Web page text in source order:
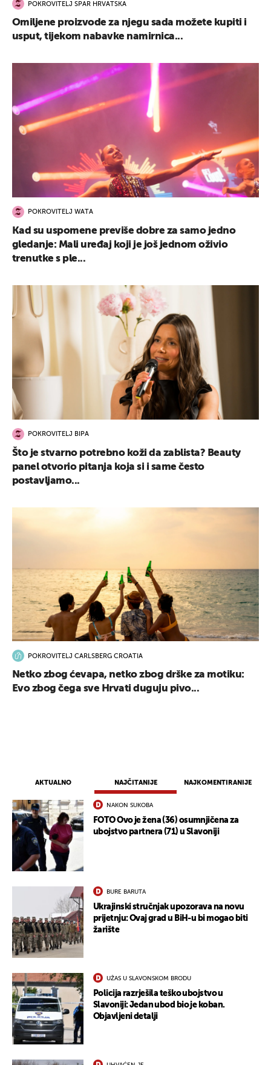
AKTUALNO NAJČITANIJE NAJKOMENTIRANIJE
NAKON SUKOBA
FOTO Ovo je žena (36) osumnjičena za
ubojstvo partnera (71) u Slavoniji
BURE BARUTA
Ukrajinski stručnjak upozorava na novu
prijetnju: Ovaj grad u BiH-u bi mogao biti
žarište
UŽAS U SLAVONSKOM BRODU
Policija razrješila teško ubojstvo u
Slavoniji: Jedan ubod bio je koban.
Objavljeni detalji
POKROVITELJ SPAR HRVATSKA
Omiljene proizvode za njegu sada možete kupiti i
usput, tijekom nabavke namirnica...
POKROVITELJ WATA
Kad su uspomene previše dobre za samo jedno
gledanje: Mali uređaj koji je još jednom oživio
trenutke s ple...
POKROVITELJ BIPA
Što je stvarno potrebno koži da zablista? Beauty
panel otvorio pitanja koja si i same često
postavljamo...
POKROVITELJ CARLSBERG CROATIA
Netko zbog ćevapa, netko zbog drške za motiku:
Evo zbog čega sve Hrvati duguju pivo...